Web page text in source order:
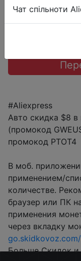
#Aliexpress
Авто скидка $8 в
(промокод
промокод PTOT4
В моб.
применением/
количестве.
браузер или ПК
применения
через вкладку
Больше Скидок и
Чат спільноти